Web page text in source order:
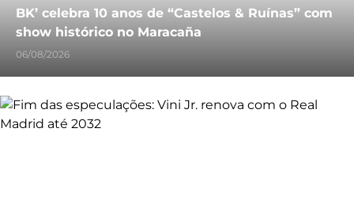
BK’ celebra 10 anos de “Castelos & Ruínas” com
show histórico no Maracaña
06/08/2026